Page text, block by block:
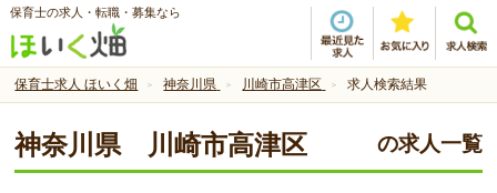
保育士の求人・転職・募集なら
保育士求人 ほいく畑 神奈川県 川崎市高津区 求人検索結果
神奈川県 川崎市高津区 の求人一覧